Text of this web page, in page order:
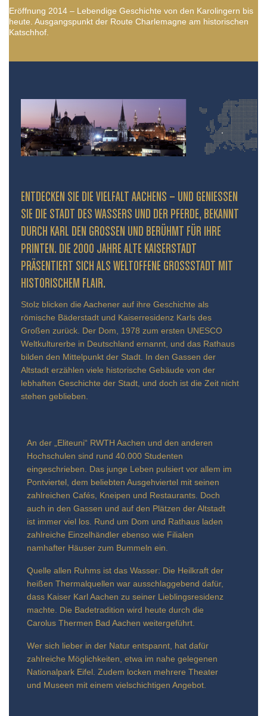
Eröffnung 2014 – Lebendige Geschichte von den Karolingern bis
heute. Ausgangspunkt der Route Charlemagne am historischen
Katschhof.
ENTDECKEN SIE DIE VIELFALT AACHENS – UND GENIESSEN S
IE DIE STADT DES WASSERS UND DER PFERDE, BEKANNT D
URCH KARL DEN GROSSEN UND BERÜHMT FÜR IHRE PR
INTEN. DIE 2000 JAHRE ALTE KAISERSTADT PR
ÄSENTIERT SICH ALS WELTOFFENE GROSSSTADT MIT HIS
TORISCHEM FLAIR.
Stolz blicken die Aachener auf ihre Geschichte als
römische Bäderstadt und Kaiserresidenz Karls des
Großen zurück. Der Dom, 1978 zum ersten UNESCO
Weltkulturerbe in Deutschland ernannt, und das Rathaus
bilden den Mittelpunkt der Stadt. In den Gassen der
Altstadt erzählen viele historische Gebäude von der
lebhaften Geschichte der Stadt, und doch ist die Zeit nicht
stehen geblieben.
An der „Eliteuni“ RWTH Aachen und den anderen
Hochschulen sind rund 40.000 Studenten
eingeschrieben. Das junge Leben pulsiert vor allem im
Pontviertel, dem beliebten Ausgehviertel mit seinen
zahlreichen Cafés, Kneipen und Restaurants. Doch
auch in den Gassen und auf den Plätzen der Altstadt
ist immer viel los. Rund um Dom und Rathaus laden
zahlreiche Einzelhändler ebenso wie Filialen
namhafter Häuser zum Bummeln ein.
Quelle allen Ruhms ist das Wasser: Die Heilkraft der
heißen Thermalquellen war ausschlaggebend dafür,
dass Kaiser Karl Aachen zu seiner Lieblingsresidenz
machte. Die Badetradition wird heute durch die
Carolus Thermen Bad Aachen weitergeführt.
Wer sich lieber in der Natur entspannt, hat dafür
zahlreiche Möglichkeiten, etwa im nahe gelegenen
Nationalpark Eifel. Zudem locken mehrere Theater
und Museen mit einem vielschichtigen Angebot.